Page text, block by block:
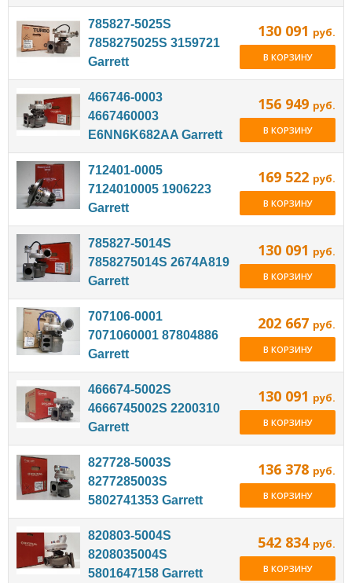
785827-5025S
7858275025S 3159721
Garrett
130 091 руб.
В КОРЗИНУ
466746-0003
4667460003
E6NN6K682AA Garrett
156 949 руб.
В КОРЗИНУ
712401-0005
7124010005 1906223
Garrett
169 522 руб.
В КОРЗИНУ
785827-5014S
7858275014S 2674A819
Garrett
130 091 руб.
В КОРЗИНУ
707106-0001
7071060001 87804886
Garrett
202 667 руб.
В КОРЗИНУ
466674-5002S
4666745002S 2200310
Garrett
130 091 руб.
В КОРЗИНУ
827728-5003S
8277285003S
5802741353 Garrett
136 378 руб.
В КОРЗИНУ
820803-5004S
8208035004S
5801647158 Garrett
542 834 руб.
В КОРЗИНУ